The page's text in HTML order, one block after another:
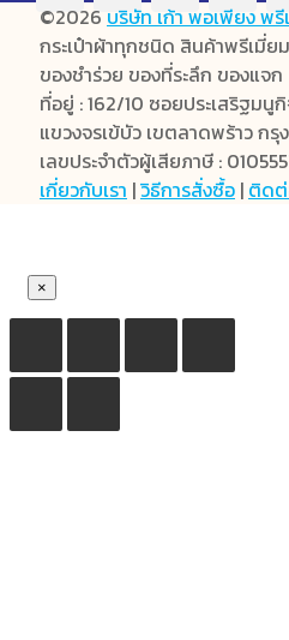
©2026 บริษัท เก้า พอเพียง พ
กระเป๋าผ้าทุกชนิด สินค้าพรีเมี่ย
ของชำร่วย ของที่ระลึก ของแจก
ที่อยู่ : 162/10 ซอยประเสริฐมนู
แขวงจรเข้บัว เขตลาดพร้าว กรุ
เลขประจำตัวผู้เสียภาษี :
เกี่ยวกับเรา |วิธีการสั่งซื้อ | ติดต่
×